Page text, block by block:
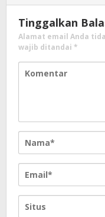
Tinggalkan
Alamat email Anda
wajib ditandai *